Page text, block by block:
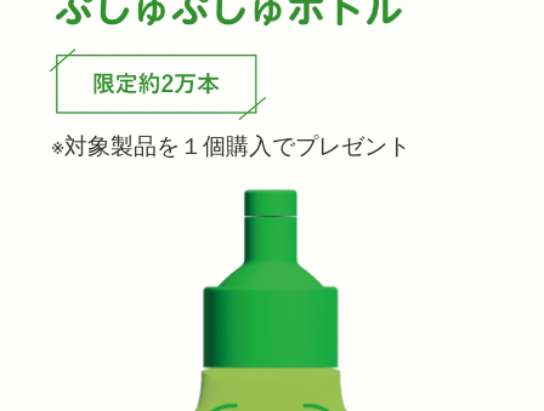
※対象製品を１個購入でプレゼント